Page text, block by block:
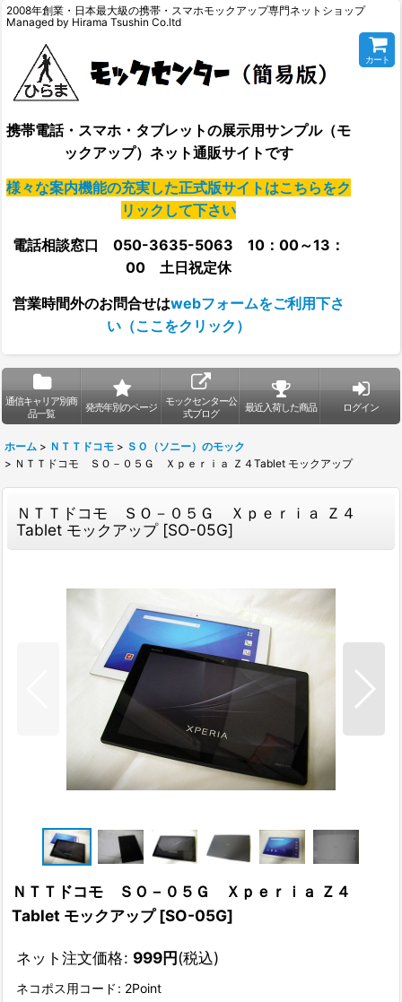
2008年創業・日本最大級の携帯・スマホモックアップ専門ネットショップ
Managed by Hirama Tsushin Co.ltd
携帯電話・スマホ・タブレットの展示用サンプル（モ
ックアップ）ネット通販サイトです
様々な案内機能の充実した正式版サイトはこちらをク
リックして下さい
電話相談窓口 050-3635-5063 10：00～13：
00 土日祝定休
営業時間外のお問合せはwebフォームをご利用下さ
い（ここをクリック）
カート
通信キャリア別商
品一覧
発売年別のページ
モックセンター公
式ブログ
最近入荷した商品 ログイン
ホーム > ＮＴＴドコモ > ＳＯ（ソニー）のモック
> ＮＴＴドコモ ＳＯ－０５Ｇ Ｘｐｅｒｉａ Ｚ４Tablet モックアップ
ＮＴＴドコモ ＳＯ－０５Ｇ Ｘｐｅｒｉａ Ｚ４
Tablet モックアップ [SO-05G]
ＮＴＴドコモ ＳＯ－０５Ｇ Ｘｐｅｒｉａ Ｚ４
Tablet モックアップ [SO-05G]
ネット注文価格: 999円(税込)
ネコポス用コード : 2Point